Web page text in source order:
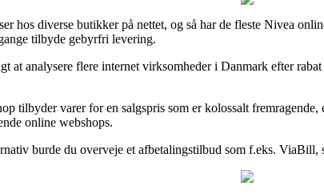
hos diverse butikker på nettet, og så har de fleste Nivea
tilbyde gebyrfri levering.
at analysere flere internet virksomheder i Danmark efter
tilbyder varer for en salgspris som er kolossalt
online webshops.
burde du overveje et afbetalingstilbud som f.eks.